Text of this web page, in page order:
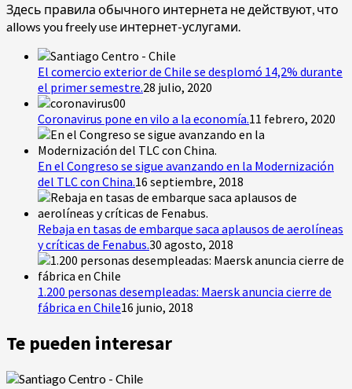
Здесь правила обычного интернета не действуют, что
allows you freely use интернет-услугами.
El comercio exterior de Chile se desplomó 14,2% durante
el primer semestre.28 julio, 2020
Coronavirus pone en vilo a la economía.11 febrero, 2020
En el Congreso se sigue avanzando en la Modernización
del TLC con China.16 septiembre, 2018
Rebaja en tasas de embarque saca aplausos de aerolíneas
y críticas de Fenabus.30 agosto, 2018
1.200 personas desempleadas: Maersk anuncia cierre de
fábrica en Chile16 junio, 2018
Te pueden interesar